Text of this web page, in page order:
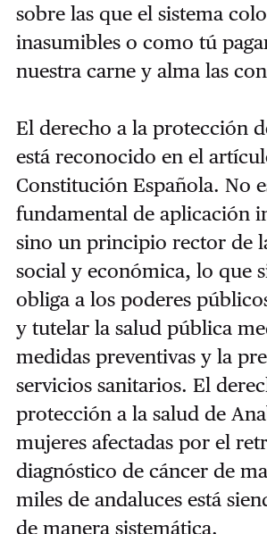
sobre las que el sistema
inasumibles o como tú
nuestra carne y alma las
El derecho a la protección
está reconocido en el
Constitución Española. No
fundamental de aplicación
sino un principio rector de
social y económica, lo que
obliga a los poderes
y tutelar la salud pública
medidas preventivas y la
servicios sanitarios. El
protección a la salud de
mujeres afectadas por el
diagnóstico de cáncer de
miles de andaluces está
de manera sistemática.